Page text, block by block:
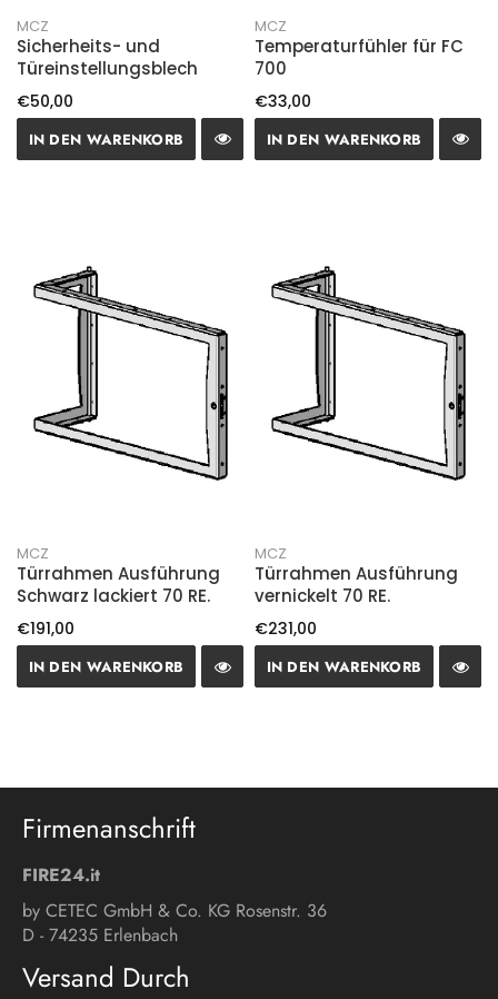
MCZ
Sicherheits- und
Türeinstellungsblech
€50,00
IN DEN WARENKORB
MCZ
Temperaturfühler für FC
700
€33,00
IN DEN WARENKORB
MCZ
Türrahmen Ausführung
Schwarz lackiert 70 RE.
€191,00
IN DEN WARENKORB
MCZ
Türrahmen Ausführung
vernickelt 70 RE.
€231,00
IN DEN WARENKORB
Firmenanschrift
FIRE24.it
by CETEC GmbH & Co. KG Rosenstr. 36
D - 74235 Erlenbach
Versand Durch